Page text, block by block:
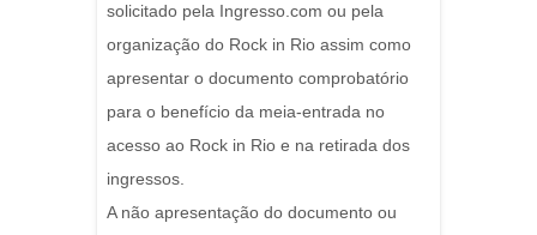
solicitado pela Ingresso.com ou pela
organização do Rock in Rio assim como
apresentar o documento comprobatório
para o benefício da meia-entrada no
acesso ao Rock in Rio e na retirada dos
ingressos.
A não apresentação do documento ou